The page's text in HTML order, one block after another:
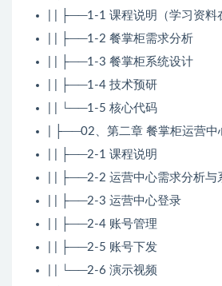
| | ├──1-1 课程说明（学习资料
| | ├──1-2 餐掌柜需求分析
| | ├──1-3 餐掌柜系统设计
| | ├──1-4 技术预研
| | └──1-5 核心代码
| ├──02、第二章 餐掌柜运营中
| | ├──2-1 课程说明
| | ├──2-2 运营中心需求分析与
| | ├──2-3 运营中心登录
| | ├──2-4 账号管理
| | ├──2-5 账号下发
| | └──2-6 演示视频